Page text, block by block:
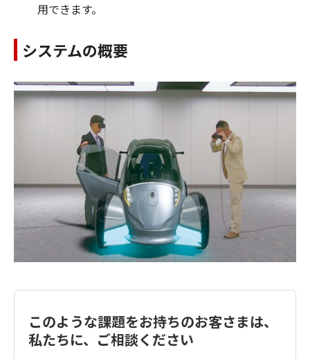
用できます。
システムの概要
このような課題をお持ちのお客さまは、
私たちに、ご相談ください